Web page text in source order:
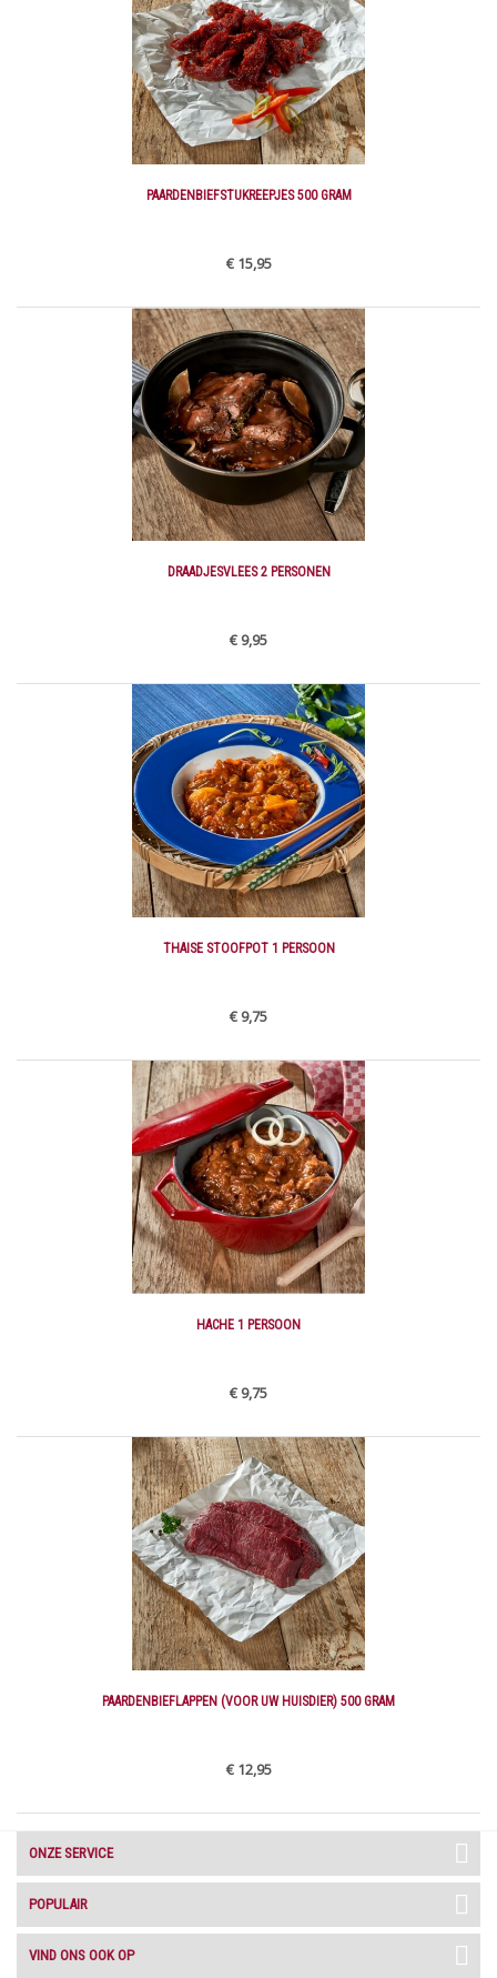
PAARDENBIEFSTUKREEPJES 500 GRAM
€ 15,95
DRAADJESVLEES 2 PERSONEN
€ 9,95
THAISE STOOFPOT 1 PERSOON
€ 9,75
HACHE 1 PERSOON
€ 9,75
PAARDENBIEFLAPPEN (VOOR UW HUISDIER) 500 GRAM
€ 12,95
ONZE SERVICE
POPULAIR
VIND ONS OOK OP